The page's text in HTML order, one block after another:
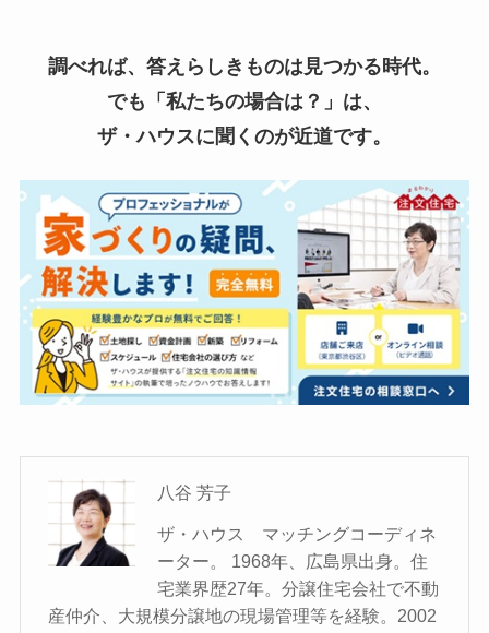
調べれば、答えらしきものは見つかる時代。
でも「私たちの場合は？」は、
ザ・ハウスに聞くのが近道です。
八谷 芳子
ザ・ハウス マッチングコーディネ
ーター。 1968年、広島県出身。住
宅業界歴27年。分譲住宅会社で不動
産仲介、大規模分譲地の現場管理等を経験。2002